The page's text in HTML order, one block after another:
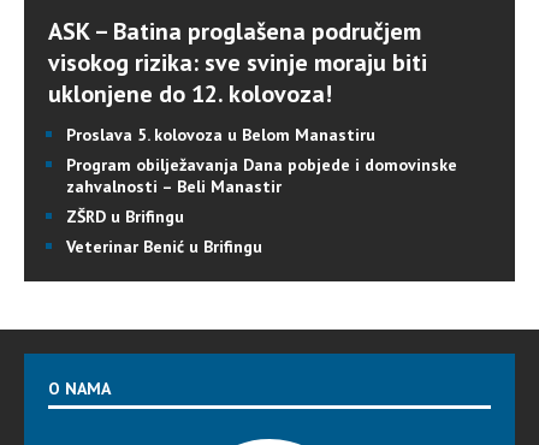
ASK – Batina proglašena područjem
visokog rizika: sve svinje moraju biti
uklonjene do 12. kolovoza!
Proslava 5. kolovoza u Belom Manastiru
Program obilježavanja Dana pobjede i domovinske
zahvalnosti – Beli Manastir
ZŠRD u Brifingu
Veterinar Benić u Brifingu
O NAMA